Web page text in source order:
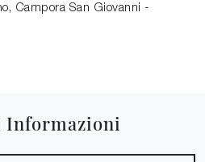
Campora San Giovanni -
Informazioni